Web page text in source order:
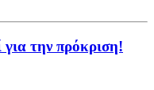
την πρόκριση!